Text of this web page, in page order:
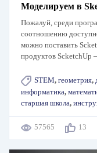
Моделируем в
Пожалуй, среди
соотношению
можно поставить
продуктов ScketchUp
STEM, геометрия,
информатика,
старшая школа,
57565 13